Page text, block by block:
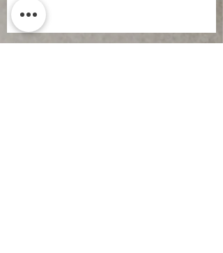
Sac : 50x35x20cm.
Anses cuir : 45cm.
Bandoulière cuir : 100cm.